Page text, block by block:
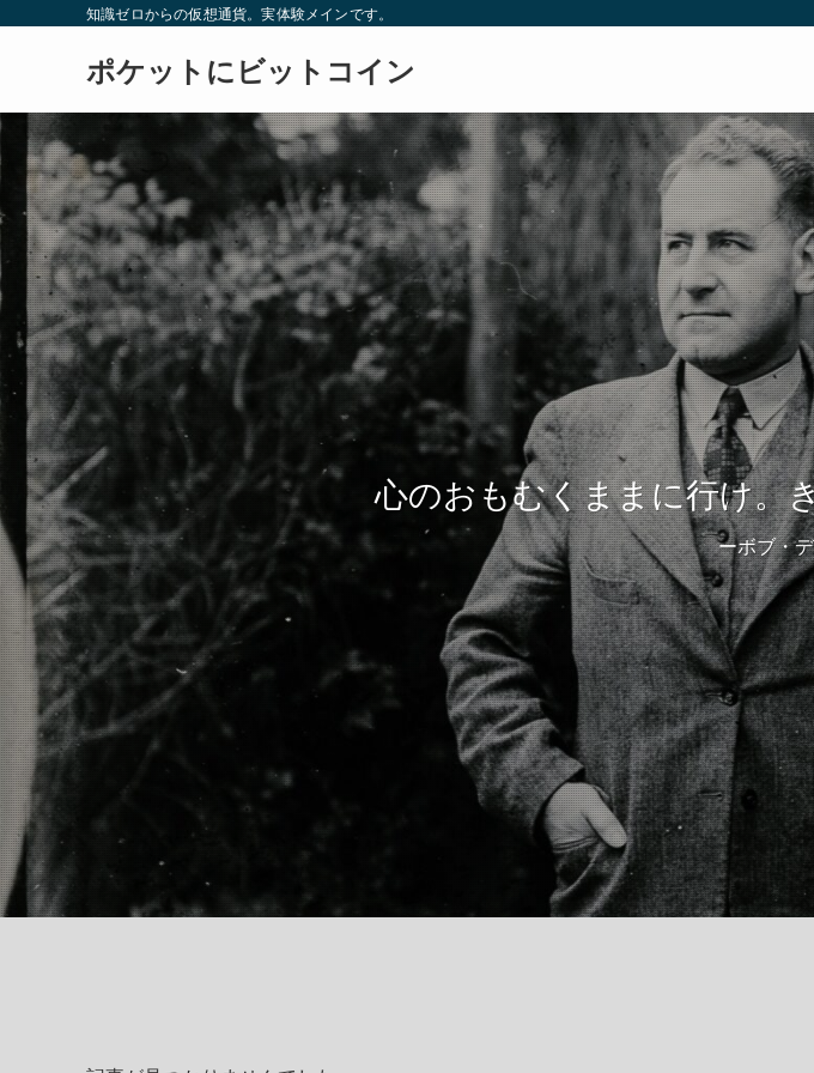
知識ゼロからの仮想通貨。実体験メインです。
ポケットにビットコイン
心のおもむくままに行け。
ーボブ・